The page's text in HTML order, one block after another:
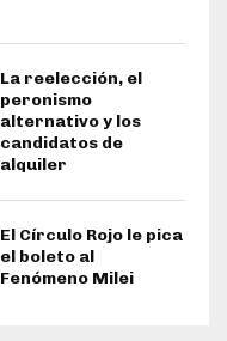
La reelección, el
peronismo
alternativo y los
candidatos de
alquiler
El Círculo Rojo le pica
el boleto al
Fenómeno Milei